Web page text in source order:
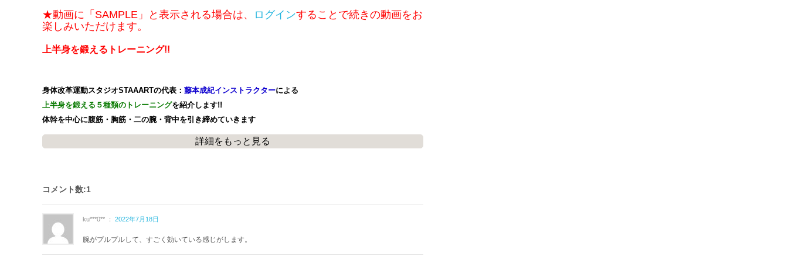
★動画に「SAMPLE」と表示される場合は、 ログインすることで続きの動画をお
楽しみいただけます。
上半身を鍛えるトレーニング!!
身体改革運動スタジオSTAAARTの代表： 藤本成紀インストラクターによる
上半身を鍛える５種類のトレーニングを紹介します!!
体幹を中心に腹筋・胸筋・二の腕・背中を引き締めていきます
③クランチ
⑤プッシュアップ
上半身を鍛えることで筋バランスが整い、体の安定性がUPします。
詳細をもっと見る
コメント数:1
ku***0** ： 2022年7月18日
腕がプルプルして、すごく効いている感じがします。